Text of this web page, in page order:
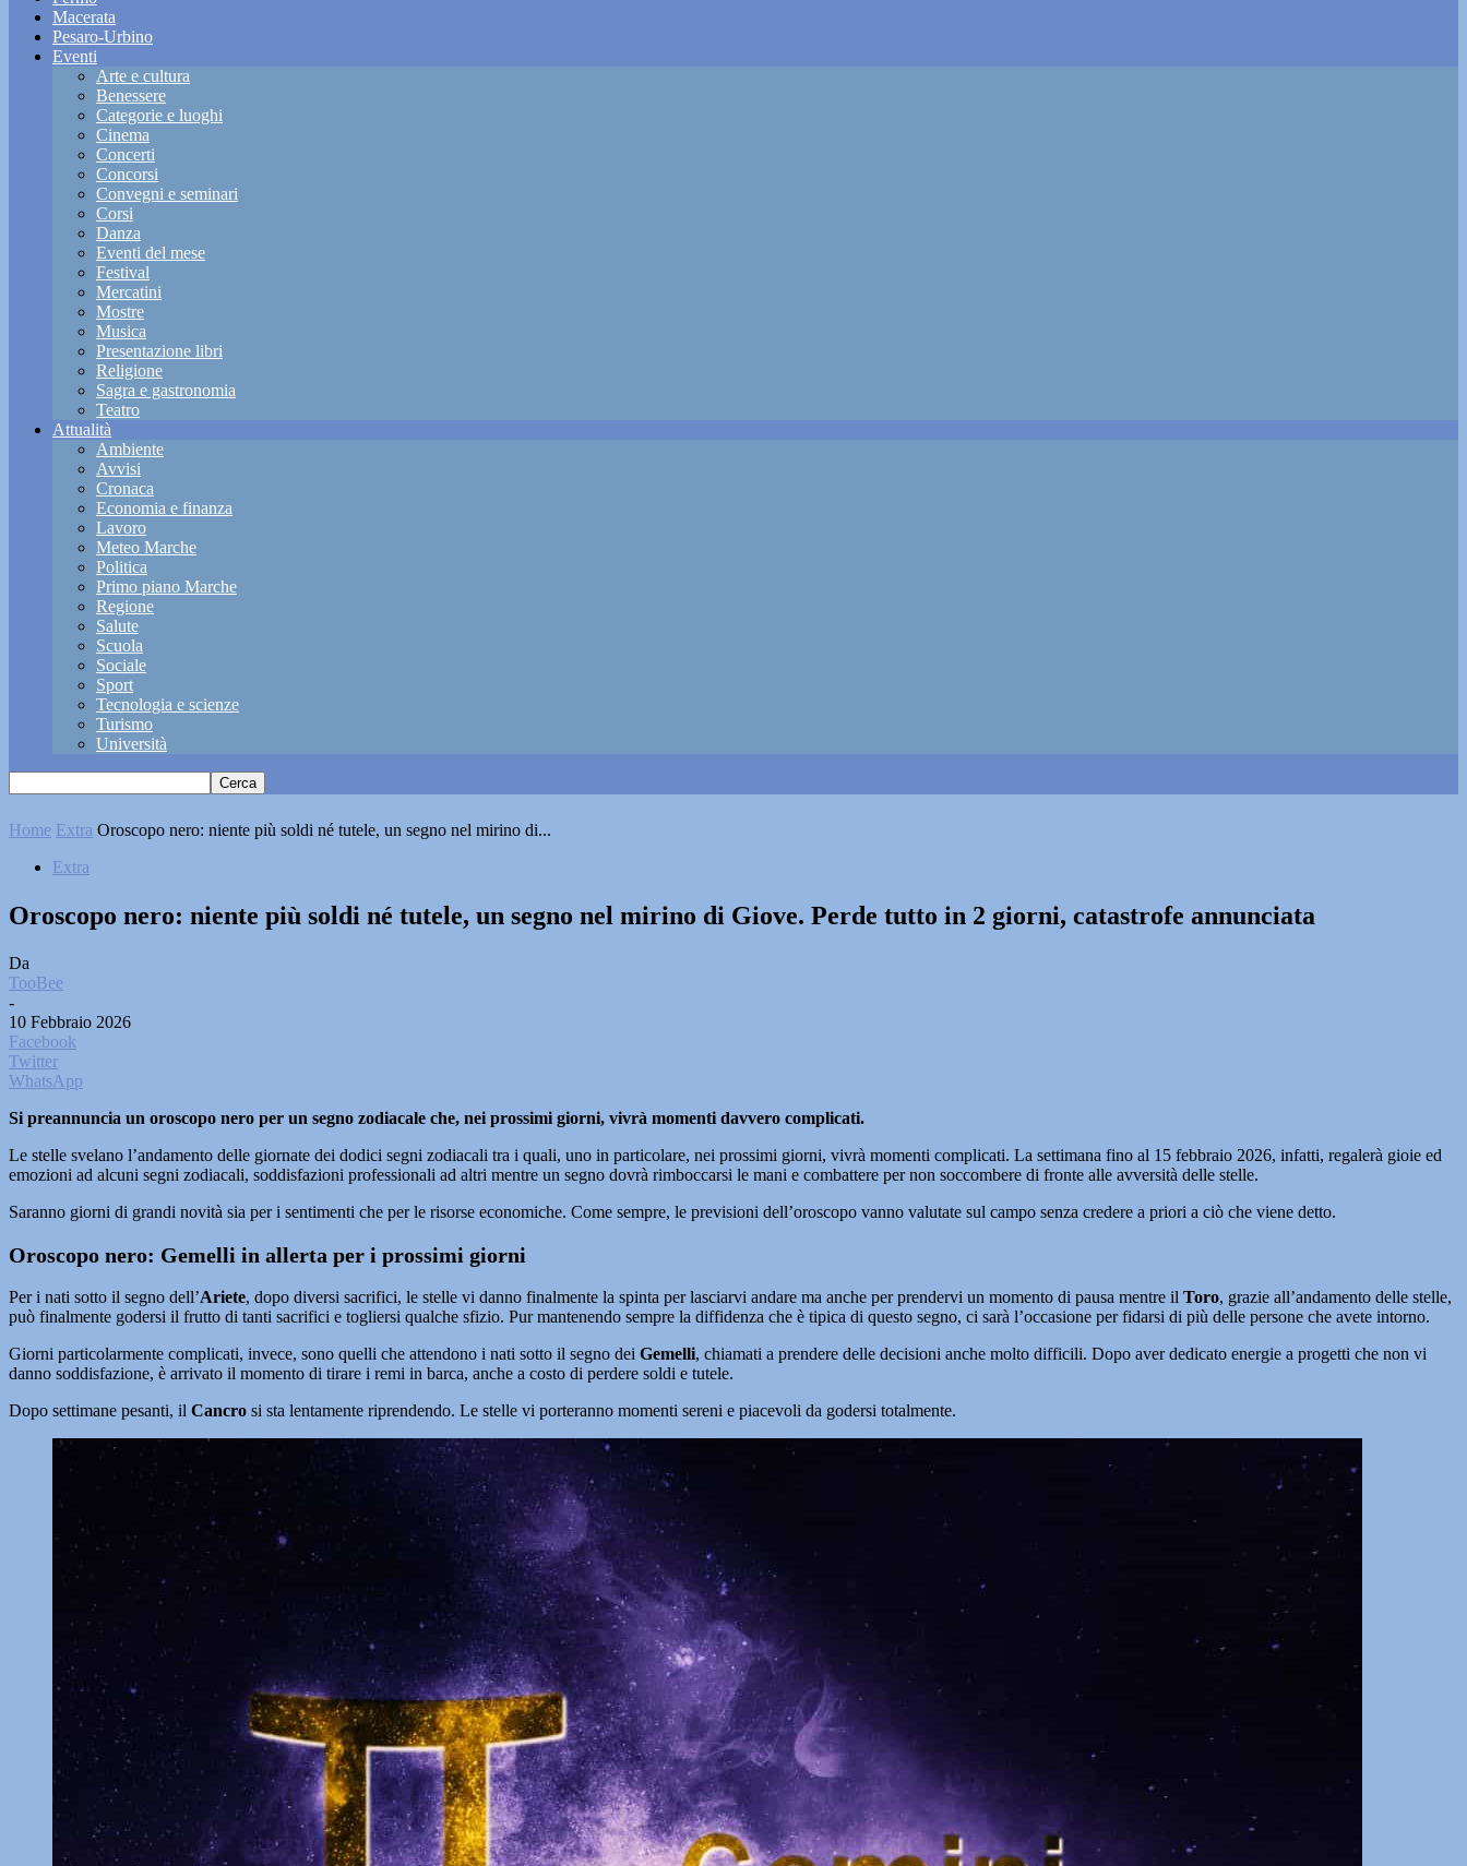
Macerata
Pesaro-Urbino
Eventi
Arte e cultura
Benessere
Categorie e luoghi
Cinema
Concerti
Concorsi
Convegni e seminari
Corsi
Danza
Eventi del mese
Festival
Mercatini
Mostre
Musica
Presentazione libri
Religione
Sagra e gastronomia
Teatro
Attualità
Ambiente
Avvisi
Cronaca
Economia e finanza
Lavoro
Meteo Marche
Politica
Primo piano Marche
Regione
Salute
Scuola
Sociale
Sport
Tecnologia e scienze
Turismo
Università
Home Extra Oroscopo nero: niente più soldi né tutele, un segno nel mirino di...
Extra
Oroscopo nero: niente più soldi né tutele, un segno nel mirino di Giove. Perde tutto in 2 giorni, catastrofe annunciata
Da
TooBee
-
10 Febbraio 2026
Facebook
Twitter
WhatsApp
Si preannuncia un oroscopo nero per un segno zodiacale che, nei prossimi giorni, vivrà momenti davvero complicati.
Le stelle svelano l’andamento delle giornate dei dodici segni zodiacali tra i quali, uno in particolare, nei prossimi giorni, vivrà momenti complicati. La settimana fino al 15 febbraio 2026, infatti, regalerà gioie ed
emozioni ad alcuni segni zodiacali, soddisfazioni professionali ad altri mentre un segno dovrà rimboccarsi le mani e combattere per non soccombere di fronte alle avversità delle stelle.
Saranno giorni di grandi novità sia per i sentimenti che per le risorse economiche. Come sempre, le previsioni dell’oroscopo vanno valutate sul campo senza credere a priori a ciò che viene detto.
Oroscopo nero: Gemelli in allerta per i prossimi giorni
Per i nati sotto il segno dell’Ariete, dopo diversi sacrifici, le stelle vi danno finalmente la spinta per lasciarvi andare ma anche per prendervi un momento di pausa mentre il Toro, grazie all’andamento delle stelle,
può finalmente godersi il frutto di tanti sacrifici e togliersi qualche sfizio. Pur mantenendo sempre la diffidenza che è tipica di questo segno, ci sarà l’occasione per fidarsi di più delle persone che avete intorno.
Giorni particolarmente complicati, invece, sono quelli che attendono i nati sotto il segno dei Gemelli, chiamati a prendere delle decisioni anche molto difficili. Dopo aver dedicato energie a progetti che non vi
danno soddisfazione, è arrivato il momento di tirare i remi in barca, anche a costo di perdere soldi e tutele.
Dopo settimane pesanti, il Cancro si sta lentamente riprendendo. Le stelle vi porteranno momenti sereni e piacevoli da godersi totalmente.